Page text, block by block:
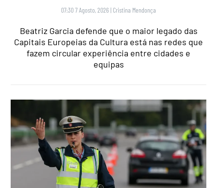
07:30 7 Agosto, 2026 | Cristina Mendonça
Beatriz Garcia defende que o maior legado das
Capitais Europeias da Cultura está nas redes que
fazem circular experiência entre cidades e
equipas